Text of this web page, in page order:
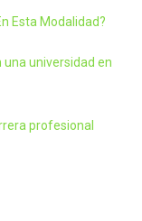
Esta Modalidad?
una universidad en
profesional